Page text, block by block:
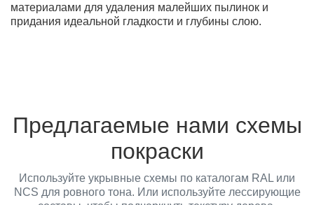
материалами для удаления малейших пылинок и
придания идеальной гладкости и глубины слою.
Предлагаемые нами схемы
покраски
Используйте укрывные схемы по каталогам RAL или
NCS для ровного тона. Или используйте лессирующие